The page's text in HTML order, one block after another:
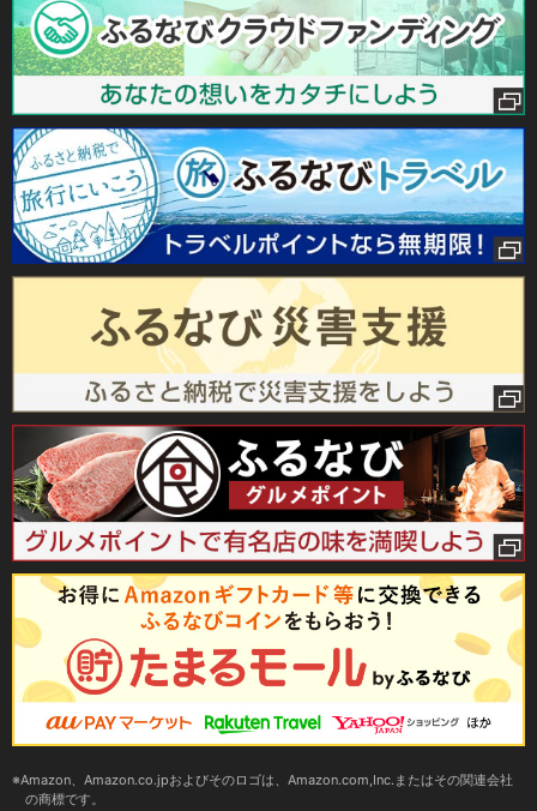
Amazon、Amazon.co.jpおよびそのロゴは、Amazon.com,Inc.またはその関連会社
の商標です。